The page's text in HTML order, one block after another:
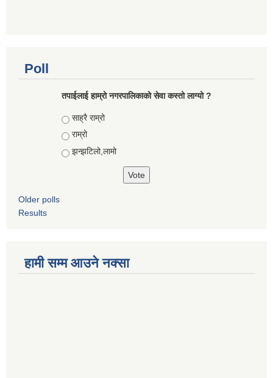
Poll
तपाईलाई हाम्रो नगरपालिकाको सेवा कस्तो लाग्यो ?
Choices
साह्रै राम्रो
राम्रो
झन्झटिलो,लामो
Older polls
Results
हामी सम्म आउने नक्सा